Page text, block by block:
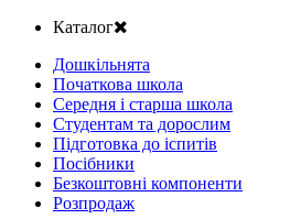
Каталог
Дошкільнята
Початкова школа
Середня і старша школа
Студентам та дорослим
Підготовка до іспитів
Посібники
Безкоштовні компоненти
Розпродаж